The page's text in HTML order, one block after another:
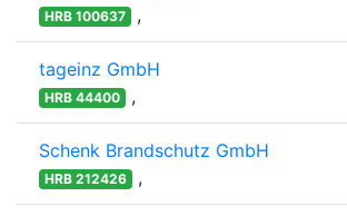
HRB 100637 ,
tageinz GmbH
HRB 44400 ,
Schenk Brandschutz GmbH
HRB 212426 ,